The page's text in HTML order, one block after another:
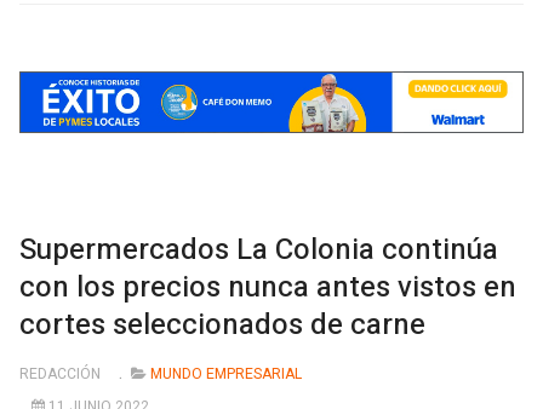
Supermercados La Colonia continúa
con los precios nunca antes vistos en
cortes seleccionados de carne
REDACCIÓN
MUNDO EMPRESARIAL